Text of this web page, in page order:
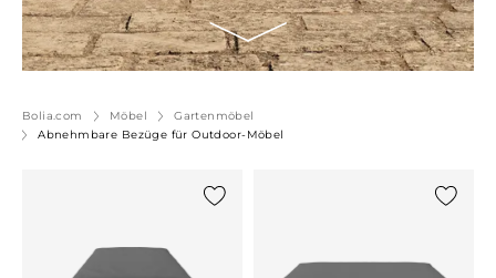
Bolia.com Möbel
Gartenmöbel
Abnehmbare Bezüge für Outdoor-Möbel